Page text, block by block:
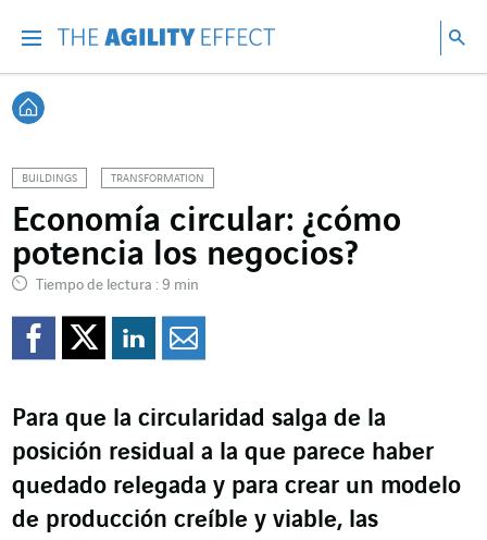
Volver a Inicio
BUILDINGS TRANSFORMATION
Economía circular: ¿cómo
potencia los negocios?
Tiempo de lectura : 9 min
Compartir en Facebook
Compartir en
Compartir en
Para que la circularidad salga de la
posición residual a la que parece haber
quedado relegada y para crear un modelo
de producción creíble y viable, las